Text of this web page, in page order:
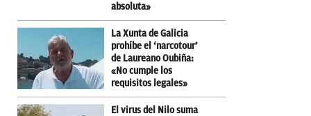
absoluta»
La Xunta de Galicia
prohíbe el ‘narcotour’
de Laureano Oubiña:
«No cumple los
requisitos legales»
El virus del Nilo suma